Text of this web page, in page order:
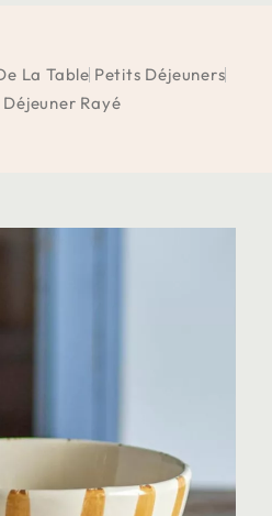
La Table Petits Déjeuners
Rayé